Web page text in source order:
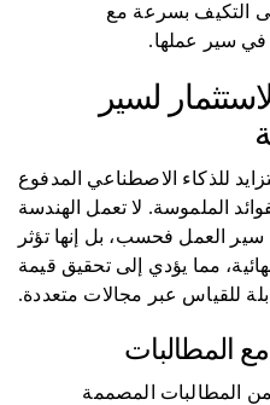
التكيف بسرعة مع
في سير عملها.
لسير
للذكاء الاصطناعي المدفوع
الملموسة. لا تعمل الهندسة
العمل فحسب، بل إنها تؤثر
مما يؤدي إلى تحقيق قيمة
للقياس عبر مجالات متعددة.
مع المطالبات
المطالبات المصممة